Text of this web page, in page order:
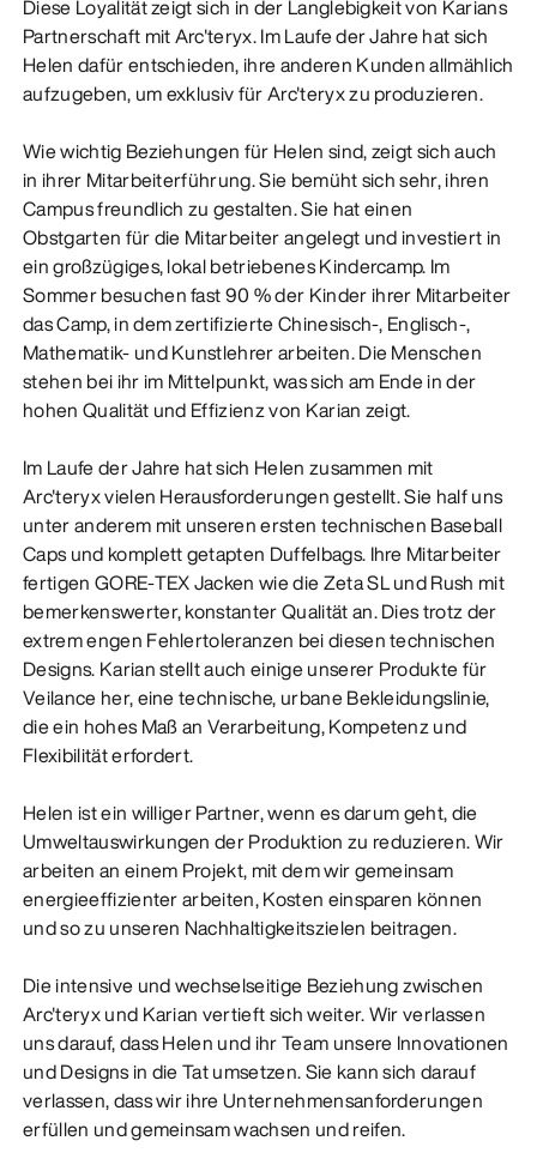
Diese Loyalität zeigt sich in der Langlebigkeit von Karians
Partnerschaft mit Arc'teryx. Im Laufe der Jahre hat sich
Helen dafür entschieden, ihre anderen Kunden allmählich
aufzugeben, um exklusiv für Arc'teryx zu produzieren.
Wie wichtig Beziehungen für Helen sind, zeigt sich auch
in ihrer Mitarbeiterführung. Sie bemüht sich sehr, ihren
Campus freundlich zu gestalten. Sie hat einen
Obstgarten für die Mitarbeiter angelegt und investiert in
ein großzügiges, lokal betriebenes Kindercamp. Im
Sommer besuchen fast 90 % der Kinder ihrer Mitarbeiter
das Camp, in dem zertifizierte Chinesisch-, Englisch-,
Mathematik- und Kunstlehrer arbeiten. Die Menschen
stehen bei ihr im Mittelpunkt, was sich am Ende in der
hohen Qualität und Effizienz von Karian zeigt.
Im Laufe der Jahre hat sich Helen zusammen mit
Arc'teryx vielen Herausforderungen gestellt. Sie half uns
unter anderem mit unseren ersten technischen Baseball
Caps und komplett getapten Duffelbags. Ihre Mitarbeiter
fertigen GORE-TEX Jacken wie die Zeta SL und Rush mit
bemerkenswerter, konstanter Qualität an. Dies trotz der
extrem engen Fehlertoleranzen bei diesen technischen
Designs. Karian stellt auch einige unserer Produkte für
Veilance her, eine technische, urbane Bekleidungslinie,
die ein hohes Maß an Verarbeitung, Kompetenz und
Flexibilität erfordert.
Helen ist ein williger Partner, wenn es darum geht, die
Umweltauswirkungen der Produktion zu reduzieren. Wir
arbeiten an einem Projekt, mit dem wir gemeinsam
energieeffizienter arbeiten, Kosten einsparen können
und so zu unseren Nachhaltigkeitszielen beitragen.
Die intensive und wechselseitige Beziehung zwischen
Arc'teryx und Karian vertieft sich weiter. Wir verlassen
uns darauf, dass Helen und ihr Team unsere Innovationen
und Designs in die Tat umsetzen. Sie kann sich darauf
verlassen, dass wir ihre Unternehmensanforderungen
erfüllen und gemeinsam wachsen und reifen.